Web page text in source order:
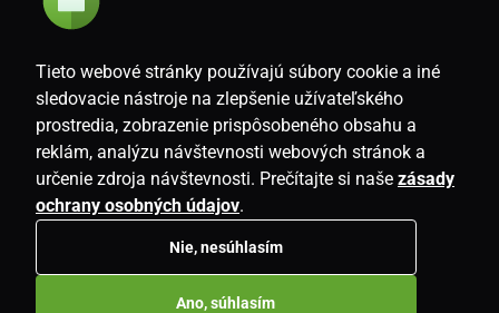
Súhlasím so
SK
www.i-living.sk
Tieto webové stránky používajú súbory cookie a iné
sledovacie nástroje na zlepšenie užívateľského
prostredia, zobrazenie prispôsobeného obsahu a
reklám, analýzu návštevnosti webových stránok a
určenie zdroja návštevnosti. Prečítajte si naše zásady
ochrany osobných údajov.
Nie, nesúhlasím
Ano, súhlasím